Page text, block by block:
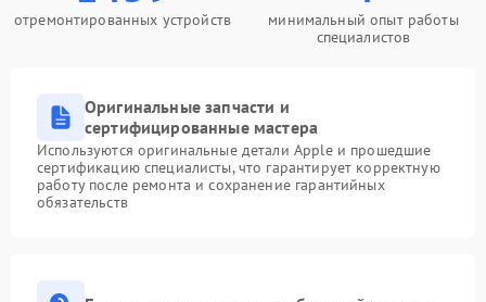
отремонтированных устройств
минимальный опыт работы
специалистов
Оригинальные запчасти и
сертифицированные мастера
Используются оригинальные детали Apple и прошедшие
сертификацию специалисты, что гарантирует корректную
работу после ремонта и сохранение гарантийных
обязательств